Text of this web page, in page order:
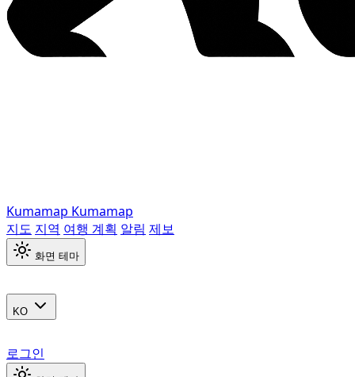
Kumamap Kumamap
지도 지역 여행 계획 알림 제보
화면 테마
KO
로그인